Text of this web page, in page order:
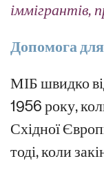
іммігрантів,
Допомога
МІБ швидко
1956 року,
Східної
тоді, коли